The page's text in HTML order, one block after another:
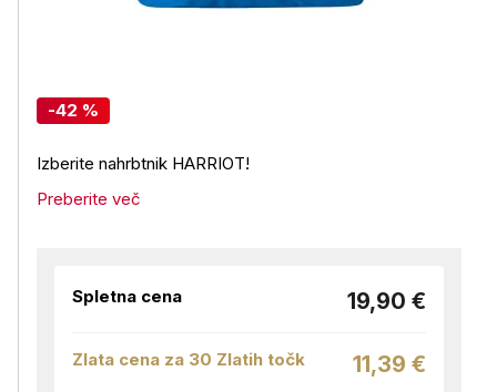
-42 %
Izberite nahrbtnik HARRIOT!
Preberite več
Spletna cena 19,90 €
Zlata cena za 30 Zlatih točk 11,39 €